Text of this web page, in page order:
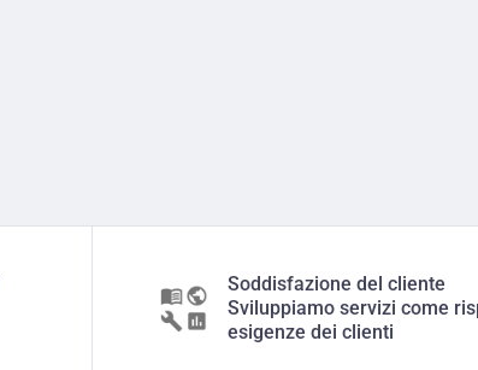
Soddisfazione del cliente
Sviluppiamo servizi come
esigenze dei clienti